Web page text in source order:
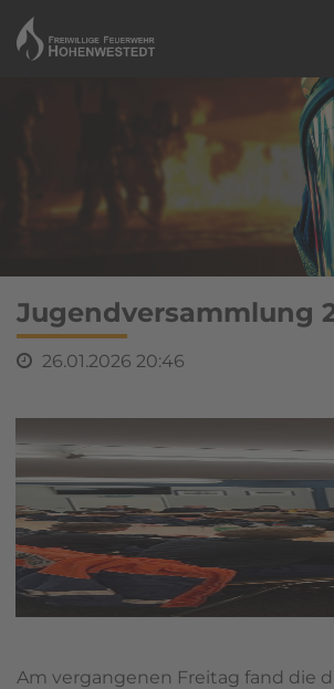
Jugendversammlung
26.01.2026 20:46
Am vergangenen Freitag fand die